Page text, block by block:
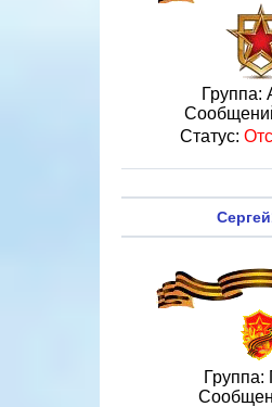
Группа:
Статус:
Группа: